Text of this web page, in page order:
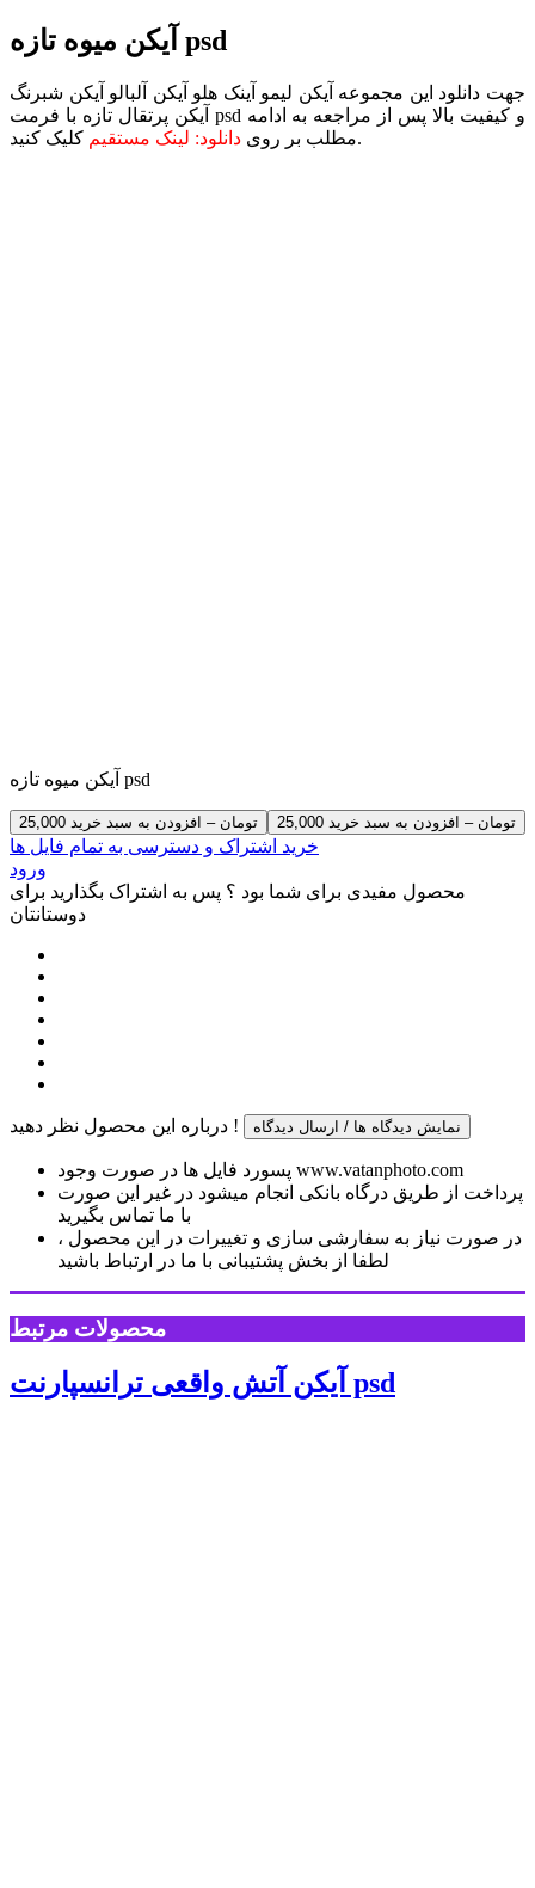
آیکن میوه تازه psd
جهت دانلود این مجموعه آیکن لیمو آینک هلو آیکن آلبالو آیکن شبرنگ
آیکن پرتقال تازه با فرمت psd و کیفیت بالا پس از مراجعه به ادامه
مطلب بر روی دانلود: لینک مستقیم کلیک کنید.
آیکن میوه تازه psd
25,000 تومان – افزودن به سبد خرید
خرید اشتراک و دسترسی به تمام فایل ها
ورود
محصول مفیدی برای شما بود ؟ پس به اشتراک بگذارید برای
دوستانتان
درباره این محصول نظر دهید ! نمایش دیدگاه ها / ارسال دیدگاه
پسورد فایل ها در صورت وجود www.vatanphoto.com
پرداخت از طریق درگاه بانکی انجام میشود در غیر این صورت
با ما تماس بگیرید
در صورت نیاز به سفارشی سازی و تغییرات در این محصول ،
لطفا از بخش پشتیبانی با ما در ارتباط باشید
محصولات مرتبط
آیکن آتش واقعی ترانسپارنت psd